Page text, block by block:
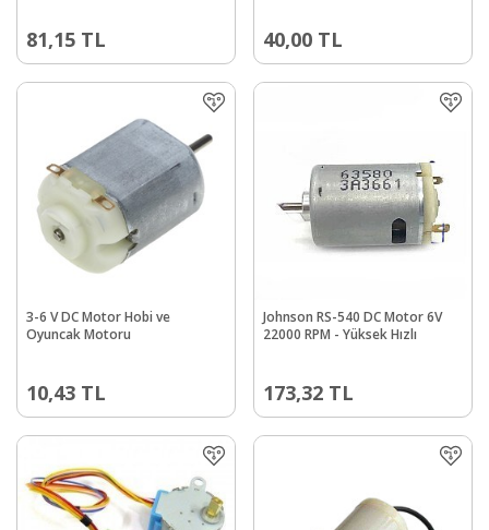
81,15 TL 40,00 TL
3-6 V DC Motor Hobi ve
Oyuncak Motoru
10,43 TL
Johnson RS-540 DC Motor 6V
22000 RPM - Yüksek Hızlı
173,32 TL